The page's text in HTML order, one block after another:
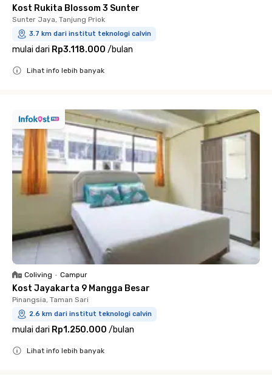
Kost Rukita Blossom 3 Sunter
Sunter Jaya, Tanjung Priok
3.7 km dari institut teknologi calvin
mulai dari Rp3.118.000 /bulan
Lihat info lebih banyak
Coliving • Campur
Kost Jayakarta 9 Mangga Besar
Pinangsia, Taman Sari
2.6 km dari institut teknologi calvin
mulai dari Rp1.250.000 /bulan
Lihat info lebih banyak